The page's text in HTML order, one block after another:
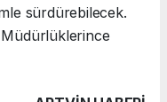
sürdürebilecek.